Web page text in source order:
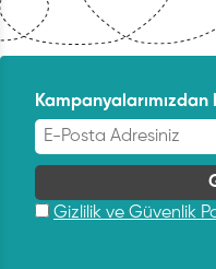
Gizlilik ve Güvenlik